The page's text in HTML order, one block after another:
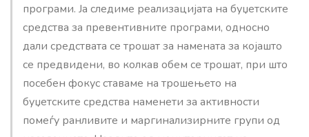
програми. Ја следиме реализацијата на буџетските
средства за превентивните програми, односно
дали средствата се трошат за намената за којашто
се предвидени, во колкав обем се трошат, при што
посебен фокус ставаме на трошењето на
буџетските средства наменети за активности
помеѓу ранливите и маргинализирните групи од